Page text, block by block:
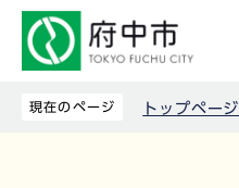
現在のページ トップページ